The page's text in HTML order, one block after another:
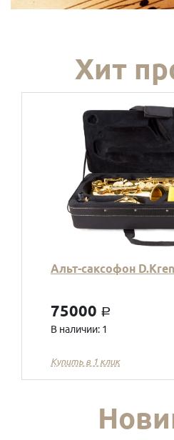
Хит
Альт-саксофон
75000 a
В наличии: 1
Купить в 1 клик